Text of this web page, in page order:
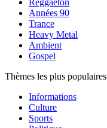
Reggaeton
Années 90
Trance
Heavy Metal
Ambient
Gospel
Thèmes les plus populaires
Informations
Culture
Sports